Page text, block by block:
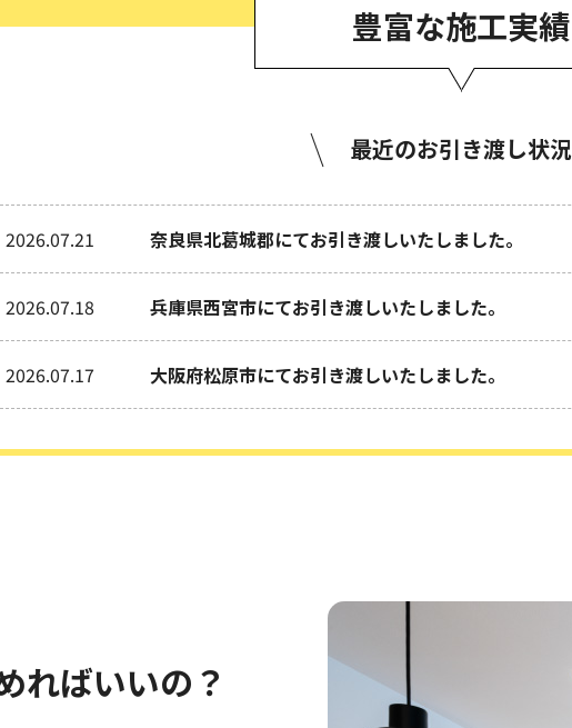
豊富な施工実績
最近のお引き渡し状況
2026.07.21 奈良県北葛城郡にてお引き渡しいたしました。
2026.07.18 兵庫県西宮市にてお引き渡しいたしました。
2026.07.17 大阪府松原市にてお引き渡しいたしました。
2026.07.09 兵庫県尼崎市にてお引き渡しいたしました。
大阪府高槻市にてお引き渡しいたしました。
ればいいの？